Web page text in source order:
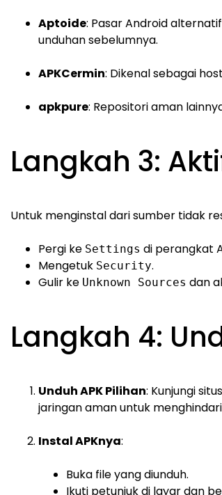
Aptoide: Pasar Android
unduhan sebelumnya.
APKCermin: Dikenal sebagai
apkpure: Repositori aman
Langkah 3:
Untuk menginstal dari sumber tidak
Pergi ke Settings di perangkat
Mengetuk Security.
Gulir ke Unknown Sources dan
Langkah 4:
Unduh APK Pilihan: Kunjungi
jaringan aman untuk
Instal APKnya:
Buka file yang diunduh.
Ikuti petunjuk di layar dan